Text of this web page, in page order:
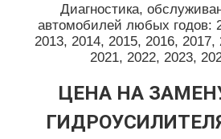
Диагностика,
автомобилей любых годов:
2013, 2014, 2015, 2016, 2017,
2021, 2022, 2023,
ЦЕНА НА
ГИДРОУСИЛИТЕЛЯ